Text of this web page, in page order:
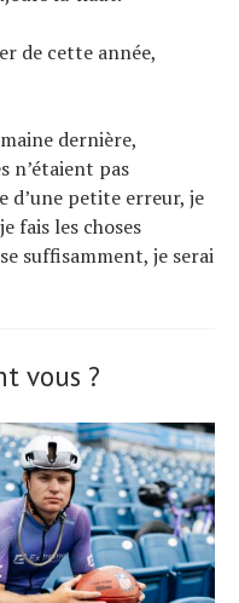
de cette année,
dernière,
n’étaient pas
d’une petite erreur, je
fais les choses
suffisamment, je serai
vous ?